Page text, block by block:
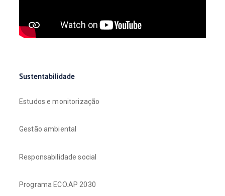
Sustentabilidade
Estudos e monitorização
Gestão ambiental
Responsabilidade social
Programa ECO.AP 2030